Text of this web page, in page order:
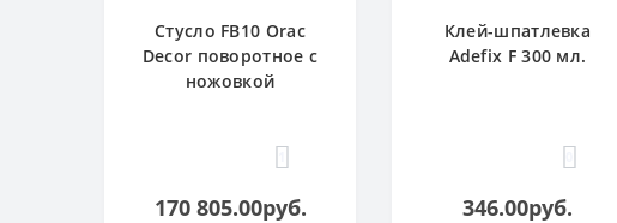
Стусло FB10 Orac
Decor поворотное с
ножовкой
170 805.00руб.
Клей-шпатлевка
Adefix F 300 мл.
346.00руб.